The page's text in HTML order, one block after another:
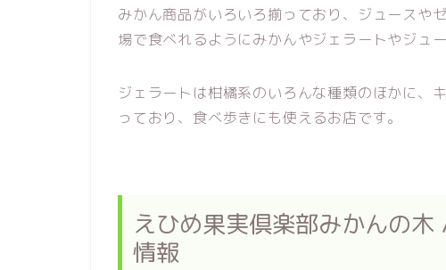
みかん商品がいろいろ揃っており、ジュースや
場で食べれるようにみかんやジェラートやジュ
ジェラートは柑橘系のいろんな種類のほかに、
っており、食べ歩きにも使えるお店です。
えひめ果実倶楽部みかんの
情報